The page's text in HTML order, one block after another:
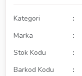
Kategori
Marka
Stok Kodu
Barkod Kodu